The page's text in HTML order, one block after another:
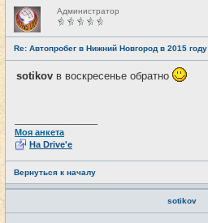
Н
е
в
с
е
т
и
Администратор
Re: Автопробег в Нижний Новгород в 2015 году
sotikov в воскресенье обратно
Моя анкета
На Drive'e
Вернуться к началу
sotikov